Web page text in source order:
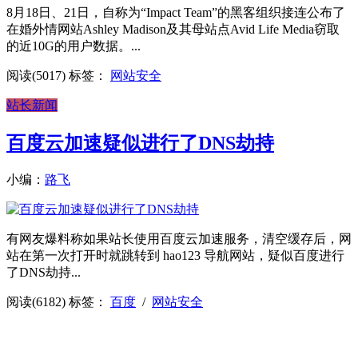
8月18日、21日，自称为“Impact Team”的黑客组织接连公布了
在婚外情网站Ashley Madison及其母站点Avid Life Media窃取
的近10G的用户数据。...
阅读(5017) 标签： 网站安全
站长新闻
百度云加速疑似进行了DNS劫持
小编： 路飞
有网友爆料称如果站长使用百度云加速服务，清空缓存后，网
站在第一次打开时就跳转到 hao123 导航网站，疑似百度进行
了DNS劫持...
阅读(6182) 标签： 百度 / 网站安全